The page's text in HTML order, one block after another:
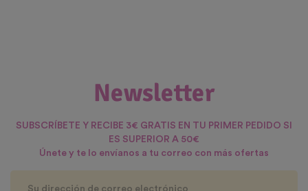
Newsletter
SUBSCRÍBETE Y RECIBE 3€ GRATIS EN TU PRIMER PEDIDO SI
ES SUPERIOR A 50€
Únete y te lo envíanos a tu correo con más ofertas